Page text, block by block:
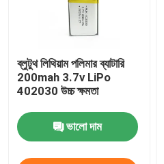
ব্লুটুথ লিথিয়াম পলিমার ব্যাটারি
200mah 3.7v LiPo
402030 উচ্চ ক্ষমতা
ভালো দাম